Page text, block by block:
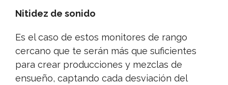
Nitidez de sonido
Es el caso de estos monitores de rango
cercano que te serán más que suficientes
para crear producciones y mezclas de
ensueño, captando cada desviación del